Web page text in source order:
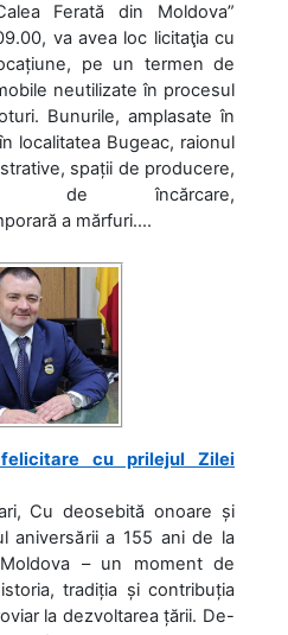
Ferată din Moldova”
va avea loc licitaţia cu
pe un termen de
neutilizate în procesul
Bunurile, amplasate în
localitatea Bugeac, raionul
spații de producere,
de încărcare,
a mărfuri....
cu prilejul Zilei
Cu deosebită onoare și
aniversării a 155 ani de la
– un moment de
tradiția și contribuția
la dezvoltarea țării. De-